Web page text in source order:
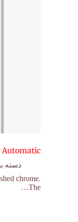
Automatic
دسته
chrome.
The…